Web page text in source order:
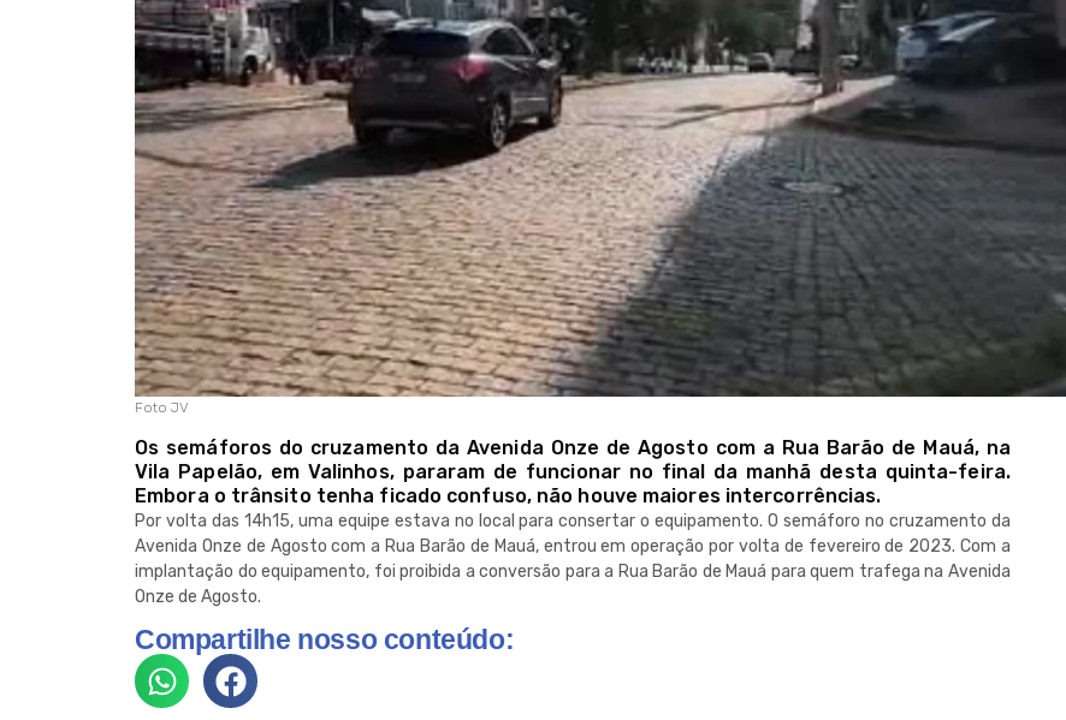
Foto JV
Os semáforos do cruzamento da Avenida Onze de Agosto com a Rua Barão de Mauá, na
Vila Papelão, em Valinhos, pararam de funcionar no final da manhã desta quinta-feira.
Embora o trânsito tenha ficado confuso, não houve maiores intercorrências.
Por volta das 14h15, uma equipe estava no local para consertar o equipamento. O semáforo no cruzamento da
Avenida Onze de Agosto com a Rua Barão de Mauá, entrou em operação por volta de fevereiro de 2023. Com a
implantação do equipamento, foi proibida a conversão para a Rua Barão de Mauá para quem trafega na Avenida
Onze de Agosto.
Compartilhe nosso conteúdo: